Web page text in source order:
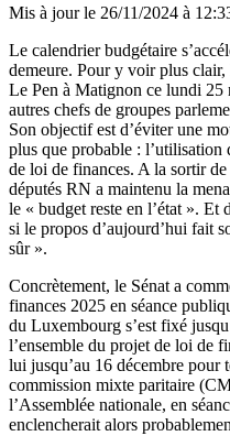
Mis à jour le 26/11/2024 à
Le calendrier budgétaire
demeure. Pour y voir plus
Le Pen à Matignon ce lundi 25
autres chefs de groupes
Son objectif est d’éviter une
plus que probable :
de loi de finances. A la sortir
députés RN a maintenu la
le « budget reste en l’état ». Et
si le propos d’aujourd’hui fait
sûr ».
Concrètement, le Sénat a
finances 2025 en séance
du Luxembourg s’est fixé
l’ensemble du projet de loi de
lui jusqu’au 16 décembre pour
commission mixte paritaire
l’Assemblée nationale, en
enclencherait alors